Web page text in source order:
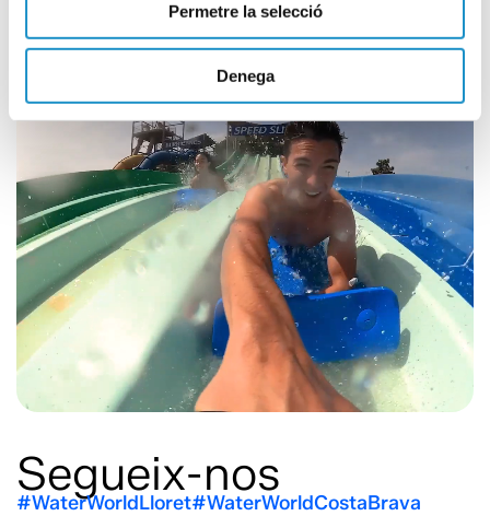
Permetre la selecció
Denega
Segueix-nos
#WaterWorldLloret#WaterWorldCostaBrava